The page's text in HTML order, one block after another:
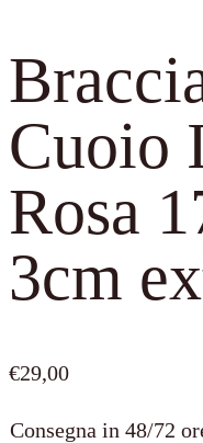
Cuoio
Rosa
3cm
€29,00
Consegna in 48/72